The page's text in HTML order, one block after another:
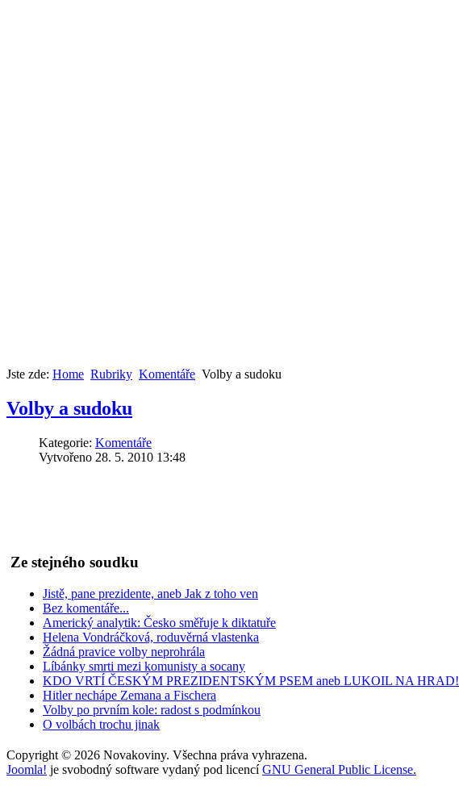
Jste zde: Home Rubriky Komentáře Volby a sudoku
Volby a sudoku
Kategorie: Komentáře
Vytvořeno 28. 5. 2010 13:48
Ze stejného soudku
Jistě, pane prezidente, aneb Jak z toho ven
Bez komentáře...
Americký analytik: Česko směřuje k diktatuře
Helena Vondráčková, roduvěrná vlastenka
Žádná pravice volby neprohrála
Líbánky smrti mezi komunisty a socany
KDO VRTÍ ČESKÝM PREZIDENTSKÝM PSEM aneb LUKOIL NA HRAD!
Hitler nechápe Zemana a Fischera
Volby po prvním kole: radost s podmínkou
O volbách trochu jinak
Copyright © 2026 Novakoviny. Všechna práva vyhrazena.
Joomla! je svobodný software vydaný pod licencíGNU General Public License.